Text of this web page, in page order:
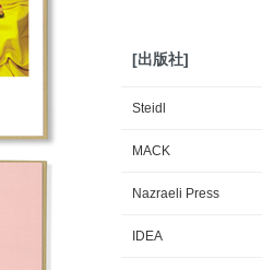
[出版社]
Steidl
MACK
Nazraeli Press
IDEA